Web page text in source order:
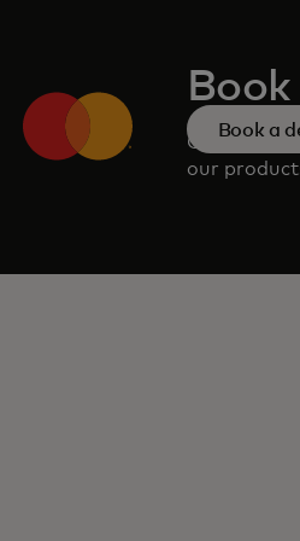
Consult
our
Book a